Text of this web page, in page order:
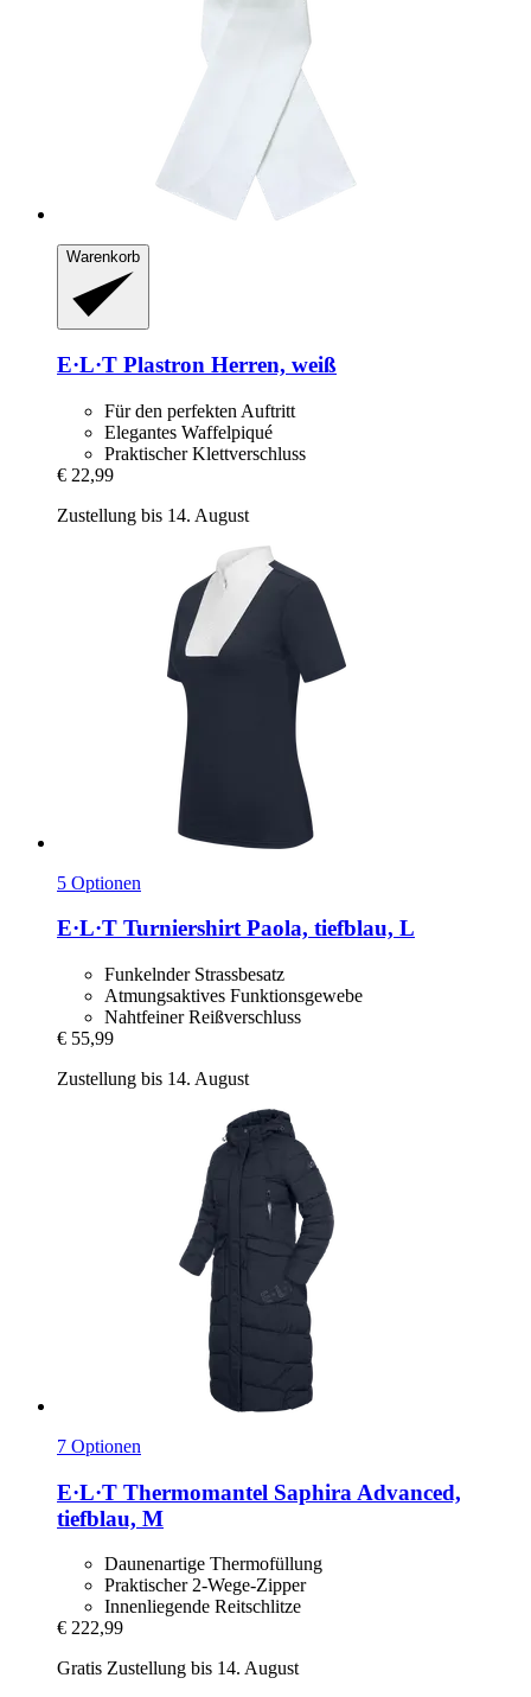
Warenkorb
E·L·T Plastron Herren, weiß
Für den perfekten Auftritt
Elegantes Waffelpiqué
Praktischer Klettverschluss
€ 22,99
Zustellung bis 14. August
5 Optionen
E·L·T Turniershirt Paola, tiefblau, L
Funkelnder Strassbesatz
Atmungsaktives Funktionsgewebe
Nahtfeiner Reißverschluss
€ 55,99
Zustellung bis 14. August
7 Optionen
E·L·T Thermomantel Saphira Advanced,
tiefblau, M
Daunenartige Thermofüllung
Praktischer 2-Wege-Zipper
Innenliegende Reitschlitze
€ 222,99
Gratis Zustellung bis 14. August